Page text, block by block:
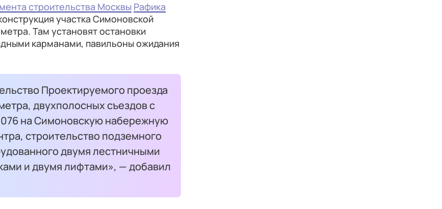
строительства Москвы Рафика
участка Симоновской
Там установят остановки
карманами, павильоны ожидания
Проектируемого проезда
двухполосных съездов с
на Симоновскую набережную
строительство подземного
двумя лестничными
и двумя лифтами», — добавил